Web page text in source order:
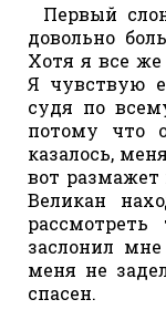
Первый
довольно
Хотя я все же
Я чувствую
судя по
потому что
казалось,
вот размажет
Великан
заслонил
меня не
спасен.